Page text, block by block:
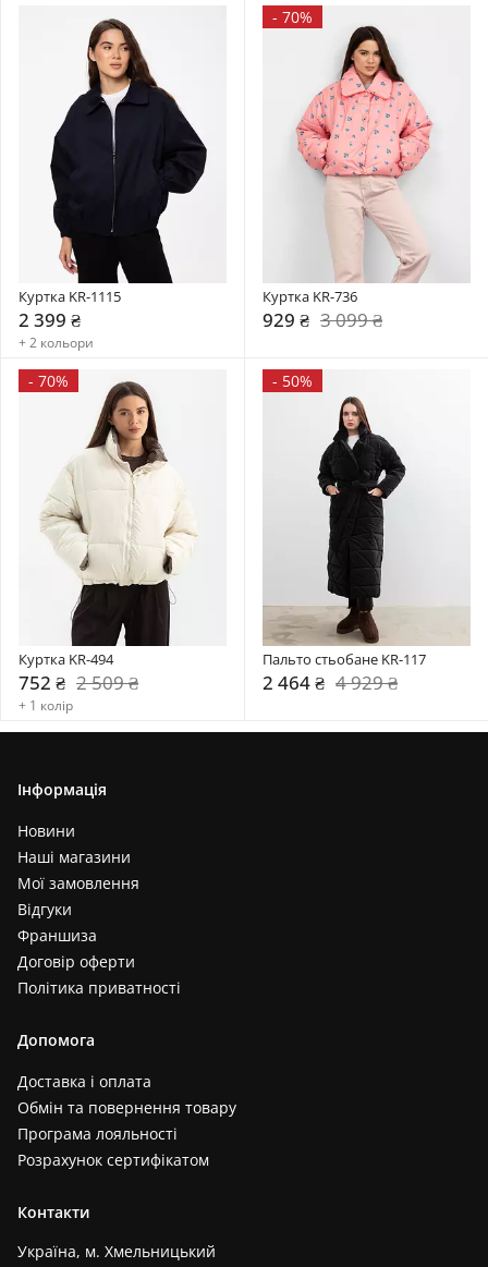
Куртка KR-1115
2 399 ₴
+ 2 кольори
- 70%
Куртка KR-736
929 ₴ 3 099 ₴
- 70%
Куртка KR-494
752 ₴ 2 509 ₴
+ 1 колір
- 50%
Пальто стьобане KR-117
2 464 ₴ 4 929 ₴
Інформація
Новини
Наші магазини
Мої замовлення
Відгуки
Франшиза
Договір оферти
Політика приватності
Допомога
Доставка і оплата
Обмін та повернення товару
Програма лояльності
Розрахунок сертифікатом
Контакти
Україна, м. Хмельницький